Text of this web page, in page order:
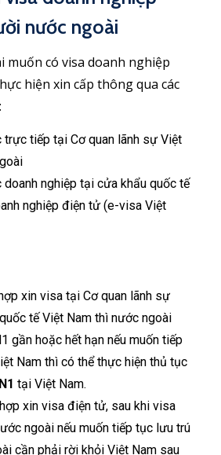
nước ngoài
muốn có visa doanh nghiệp
hiện xin cấp thông qua các
tiếp tại Cơ quan lãnh sự Việt
nghiệp tại cửa khẩu quốc tế
nghiệp điện tử (e-visa Việt
xin visa tại Cơ quan lãnh sự
tế Việt Nam thì nước ngoài
gần hoặc hết hạn nếu muốn tiếp
Nam thì có thể thực hiện thủ tục
tại Việt Nam.
xin visa điện tử, sau khi visa
ngoài nếu muốn tiếp tục lưu trú
cần phải rời khỏi Việt Nam sau